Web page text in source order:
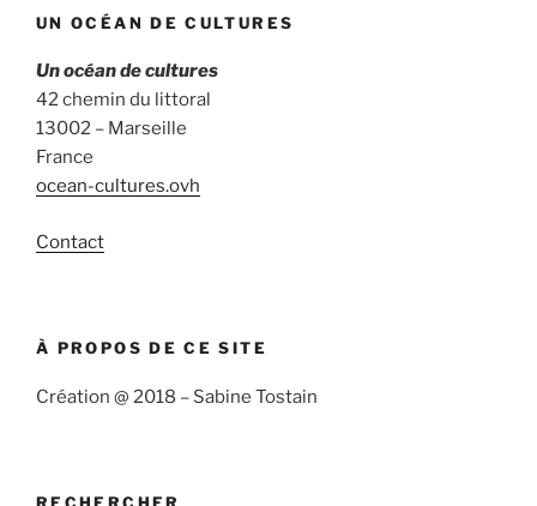
UN OCÉAN DE CULTURES
Un océan de cultures
42 chemin du littoral
13002 – Marseille
France
ocean-cultures.ovh
Contact
À PROPOS DE CE SITE
Création @ 2018 – Sabine Tostain